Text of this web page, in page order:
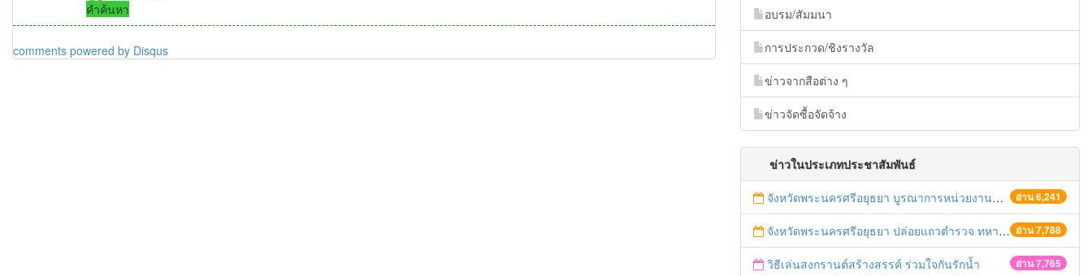
คำค้นหา
comments powered by Disqus
อบรม/สัมมนา
การประกวด/ชิงรางวัล
ข่าวจากสือต่าง ๆ
ข่าวจัดซื้อจัดจ้าง
ข่าวในประเภทประชาสัมพันธ์
อ่าน 6,241
จังหวัดพระนครศรีอยุธยา บูรณาการหน่วยงานที่เกี่ยวข้อง ลงพื้นที่จัดระเบียบและดำเนินมาตรการตามบทลงโทษสูงสุดกับผู้ประกอบการร้านค้าที่ยังฝ่าฝืนตั้งร้านค้ารุกล้ำเขตพื้นที่ทางหลวง เตรียมความปลอดภัยก่อนเทศกาลสงกรานต์
อ่าน 7,788
จังหวัดพระนครศรีอยุธยา ปล่อยแถวตำรวจ ทหาร ฝ่ายปกครอง กว่า 100 นาย ตรวจเข้มท่ารถสาธารณะ สถานีขนส่งรถโดยสาร วินรถตู้ และสถานีรถไฟ เตรียมรับมือเทศกาลสงกรานต์
อ่าน 7,765
วิธีเล่นสงกรานต์สร้างสรรค์ ร่วมใจกันรักน้ำ